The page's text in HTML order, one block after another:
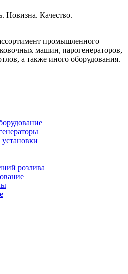
Новизна. Качество.
промышленного
машин, парогенераторов,
а также иного оборудования.
розлива